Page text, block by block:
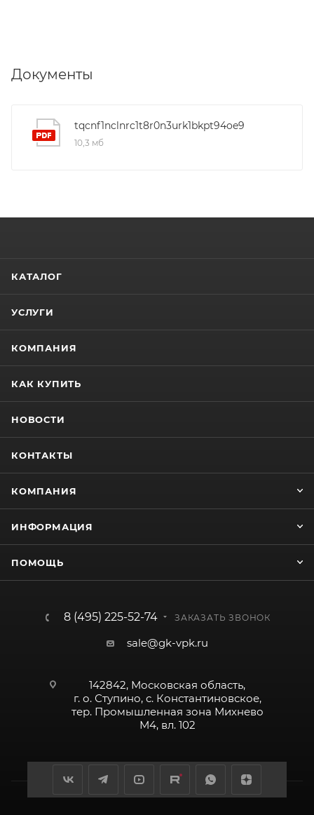
Документы
tqcnf1nclnrc1t8r0n3urk1bkpt94oe9
10,3 мб
КАТАЛОГ
УСЛУГИ
КОМПАНИЯ
КАК КУПИТЬ
НОВОСТИ
КОНТАКТЫ
КОМПАНИЯ
ИНФОРМАЦИЯ
ПОМОЩЬ
8 (495) 225-52-74 ЗАКАЗАТЬ ЗВОНОК
sale@gk-vpk.ru
142842, Московская область,
г. о. Ступино, с. Константиновское,
тер. Промышленная зона Михнево
М4, вл. 102